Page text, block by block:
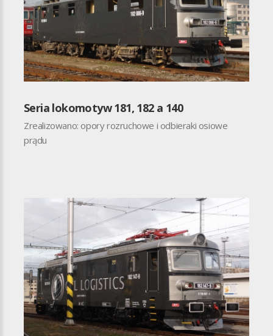
Seria lokomotyw 181, 182 a 140
Zrealizowano: opory rozruchowe i odbieraki osiowe
prądu